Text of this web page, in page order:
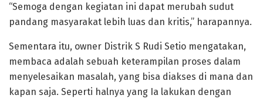
“Semoga dengan kegiatan ini dapat merubah sudut
pandang masyarakat lebih luas dan kritis,” harapannya.
Sementara itu, owner Distrik S Rudi Setio mengatakan,
membaca adalah sebuah keterampilan proses dalam
menyelesaikan masalah, yang bisa diakses di mana dan
kapan saja. Seperti halnya yang Ia lakukan dengan